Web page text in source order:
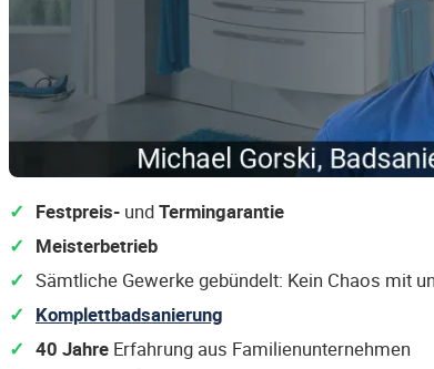
Festpreis- undTermingarantie
Meisterbetrieb
Sämtliche Gewerke gebündelt: Kein Chaos mit
Komplettbadsanierung
40 Jahre Erfahrung aus Familienunternehmen